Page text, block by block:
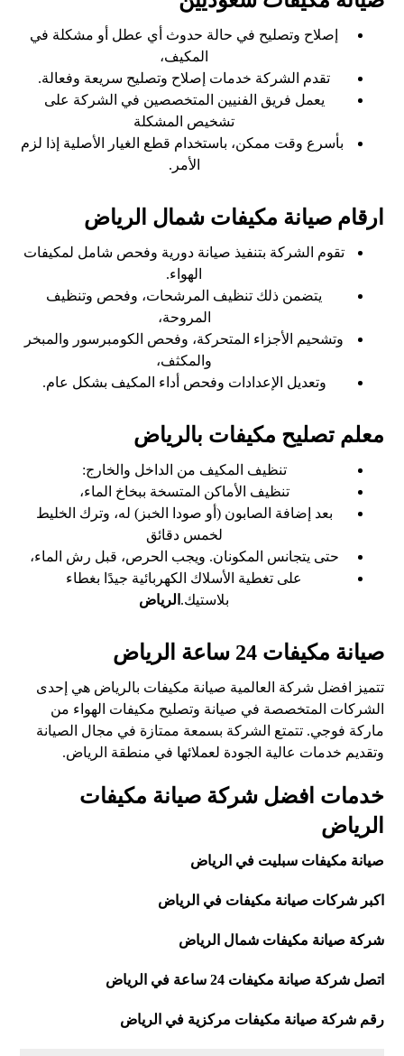
إصلاح وتصليح في حالة حدوث أي عطل أو مشكلة في
المكيف،
تقدم الشركة خدمات إصلاح وتصليح سريعة وفعالة.
يعمل فريق الفنيين المتخصصين في الشركة على
تشخيص المشكلة
بأسرع وقت ممكن، باستخدام قطع الغيار الأصلية إذا لزم
الأمر.
ارقام صيانة مكيفات شمال الرياض
تقوم الشركة بتنفيذ صيانة دورية وفحص شامل لمكيفات
الهواء.
يتضمن ذلك تنظيف المرشحات، وفحص وتنظيف
المروحة،
وتشحيم الأجزاء المتحركة، وفحص الكومبرسور والمبخر
والمكثف،
وتعديل الإعدادات وفحص أداء المكيف بشكل عام.
معلم تصليح مكيفات بالرياض
تنظيف المكيف من الداخل والخارج:
تنظيف الأماكن المتسخة ببخاخ الماء،
بعد إضافة الصابون (أو صودا الخبز) له، وترك الخليط
لخمس دقائق
حتى يتجانس المكونان. ويجب الحرص، قبل رش الماء،
على تغطية الأسلاك الكهربائية جيدًا بغطاء
بلاستيك. الرياض
صيانة مكيفات 24 ساعة الرياض
تتميز افضل شركة العالمية صيانة مكيفات بالرياض هي إحدى
الشركات المتخصصة في صيانة وتصليح مكيفات الهواء من
ماركة فوجي. تتمتع الشركة بسمعة ممتازة في مجال الصيانة
وتقديم خدمات عالية الجودة لعملائها في منطقة الرياض.
خدمات افضل شركة صيانة مكيفات
الرياض
صيانة مكيفات سبليت في الرياض
اكبر شركات صيانة مكيفات في الرياض
شركة صيانة مكيفات شمال الرياض
اتصل شركة صيانة مكيفات 24 ساعة في الرياض
رقم شركة صيانة مكيفات مركزية في الرياض